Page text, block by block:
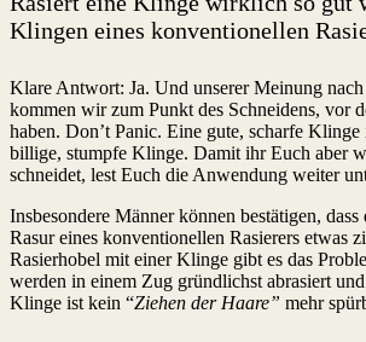
Klingen eines konventionellen
Klare Antwort: Ja. Und unserer Meinung
kommen wir zum Punkt des Schneidens, vor
haben. Don’t Panic. Eine gute, scharfe Klinge
billige, stumpfe Klinge. Damit ihr Euch aber
schneidet, lest Euch die Anwendung weiter
Insbesondere Männer können bestätigen,
Rasur eines konventionellen Rasierers etwas
Rasierhobel mit einer Klinge gibt es das
werden in einem Zug gründlichst abrasiert
Klinge ist kein “Ziehen der Haare” mehr